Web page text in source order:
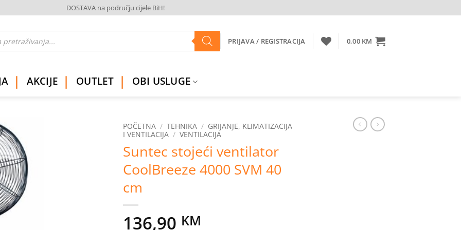
DOSTAVA na području cijele BiH!
PRIJAVA / REGISTRACIJA 0,00 KM
AKCIJE OUTLET OBI USLUGE
POČETNA / TEHNIKA / GRIJANJE, KLIMATIZACIJA
I VENTILACIJA / VENTILACIJA
Suntec stojeći ventilator
CoolBreeze 4000 SVM 40
cm
136,90 KM